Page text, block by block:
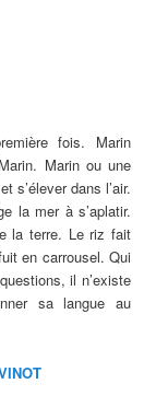
fois. Marin
Marin ou une
s’élever dans l’air.
la mer à s’aplatir.
la terre. Le riz fait
en carrousel. Qui
il n’existe
sa langue au